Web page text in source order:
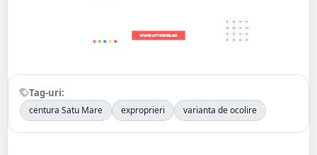
Tag-uri:
centura Satu Mare exproprieri varianta de ocolire